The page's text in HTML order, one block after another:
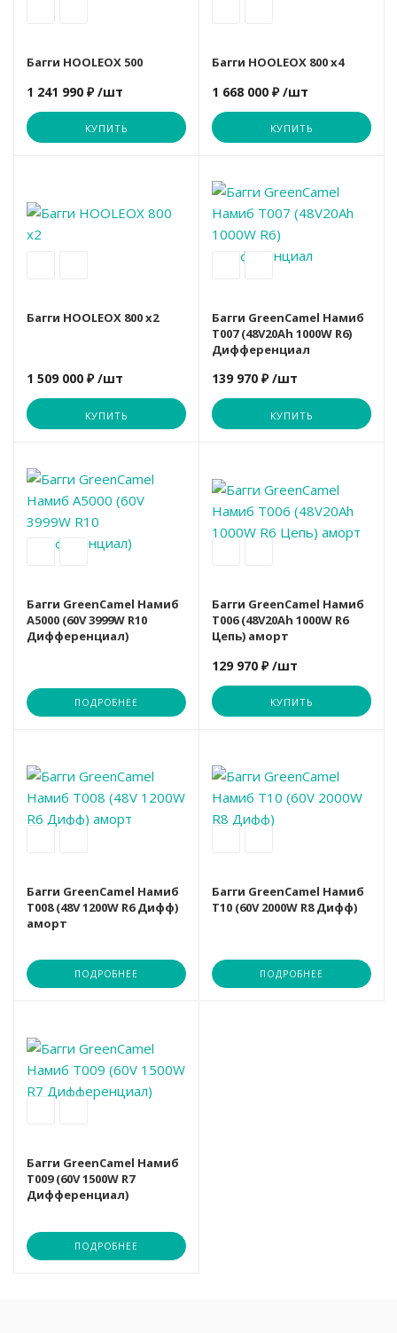
Багги HOOLEOX 500
1 241 990 ₽/шт
КУПИТЬ
Багги HOOLEOX 800 х4
1 668 000 ₽/шт
КУПИТЬ
Багги HOOLEOX 800 x2
1 509 000 ₽/шт
КУПИТЬ
Багги GreenCamel Намиб
T007 (48V20Ah 1000W R6)
Дифференциал
139 970 ₽/шт
КУПИТЬ
Багги GreenCamel Намиб
A5000 (60V 3999W R10
Дифференциал)
ПОДРОБНЕЕ
Багги GreenCamel Намиб
T006 (48V20Ah 1000W R6
Цепь) аморт
129 970 ₽/шт
КУПИТЬ
Багги GreenCamel Намиб
T008 (48V 1200W R6 Дифф)
аморт
ПОДРОБНЕЕ
Багги GreenCamel Намиб
T10 (60V 2000W R8 Дифф)
ПОДРОБНЕЕ
Багги GreenCamel Намиб
T009 (60V 1500W R7
Дифференциал)
ПОДРОБНЕЕ
UNIX
VictoryFit
VictoryFit
Yesoul
ULTRA GYM
UNIX